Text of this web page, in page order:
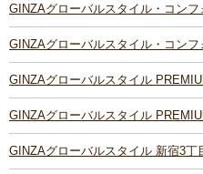
GINZAグローバルスタイル・コン
GINZAグローバルスタイル・コン
GINZAグローバルスタイル
GINZAグローバルスタイル
GINZAグローバルスタイル 新宿3丁